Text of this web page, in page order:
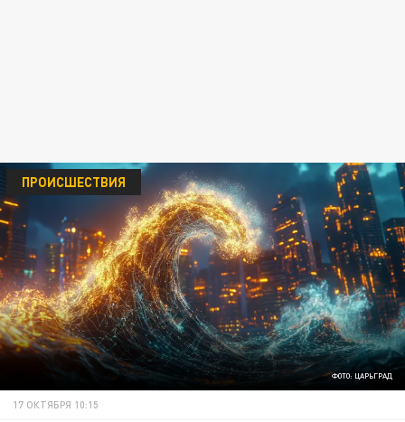
ФОТО: ЦАРЬГРАД
ПРОИСШЕСТВИЯ
17 ОКТЯБРЯ 10:15